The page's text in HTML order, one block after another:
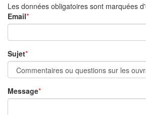
Les données obligatoires sont marquées
Email*
Sujet*
Message*